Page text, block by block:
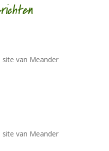
van Meander
van Meander